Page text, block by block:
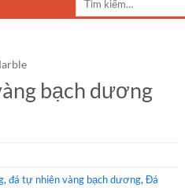
bạch dương
,đá tự nhiên vàng bạch dương,Đá